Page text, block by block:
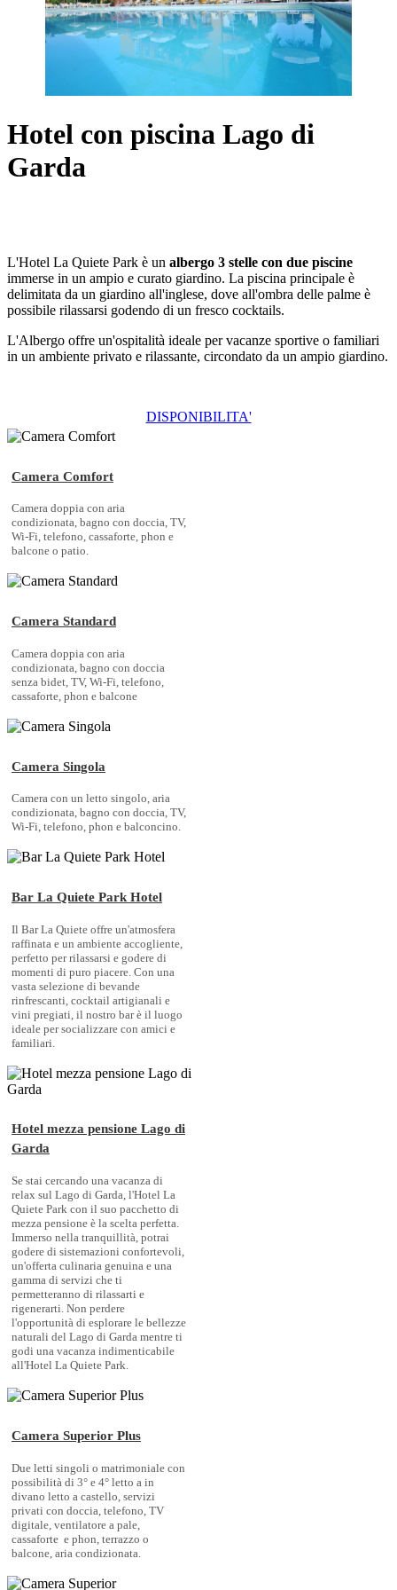
Hotel con piscina Lago di
Garda
L'Hotel La Quiete Park è un albergo 3 stelle con due piscine
immerse in un ampio e curato giardino. La piscina principale è
delimitata da un giardino all'inglese, dove all'ombra delle palme è
possibile rilassarsi godendo di un fresco cocktails.
L'Albergo offre un'ospitalità ideale per vacanze sportive o familiari
in un ambiente privato e rilassante, circondato da un ampio giardino.
DISPONIBILITA'
Camera Comfort
Camera doppia con aria
condizionata, bagno con doccia, TV,
Wi-Fi, telefono, cassaforte, phon e
balcone o patio.
Camera Standard
Camera doppia con aria
condizionata, bagno con doccia
senza bidet, TV, Wi-Fi, telefono,
cassaforte, phon e balcone
Camera Singola
Camera con un letto singolo, aria
condizionata, bagno con doccia, TV,
Wi-Fi, telefono, phon e balconcino.
Bar La Quiete Park Hotel
Il Bar La Quiete offre un'atmosfera
raffinata e un ambiente accogliente,
perfetto per rilassarsi e godere di
momenti di puro piacere. Con una
vasta selezione di bevande
rinfrescanti, cocktail artigianali e
vini pregiati, il nostro bar è il luogo
ideale per socializzare con amici e
familiari.
Hotel mezza pensione Lago di
Garda
Se stai cercando una vacanza di
relax sul Lago di Garda, l'Hotel La
Quiete Park con il suo pacchetto di
mezza pensione è la scelta perfetta.
Immerso nella tranquillità, potrai
godere di sistemazioni confortevoli,
un'offerta culinaria genuina e una
gamma di servizi che ti
permetteranno di rilassarti e
rigenerarti. Non perdere
l'opportunità di esplorare le bellezze
naturali del Lago di Garda mentre ti
godi una vacanza indimenticabile
all'Hotel La Quiete Park.
Camera Superior Plus
Due letti singoli o matrimoniale con
possibilità di 3° e 4° letto a in
divano letto a castello, servizi
privati con doccia, telefono, TV
digitale, ventilatore a pale,
cassaforte e phon, terrazzo o
balcone, aria condizionata.